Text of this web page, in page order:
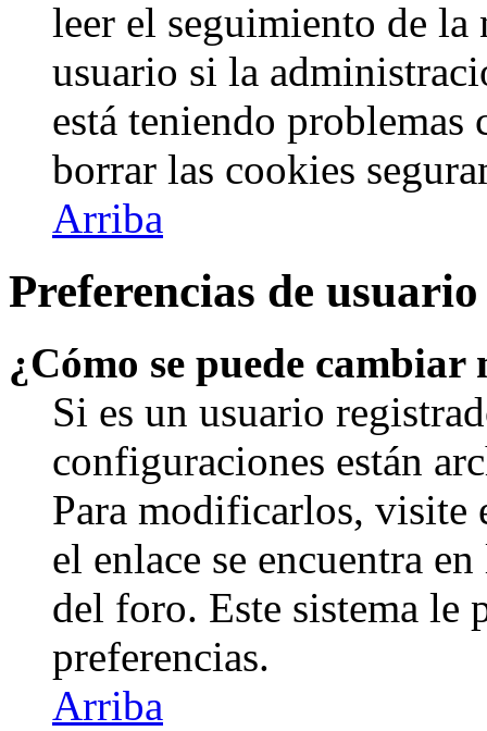
leer el seguimiento de
usuario si la
está teniendo
borrar las cookies
Arriba
Preferencias de
¿Cómo se puede
Si es un usuario
configuraciones están
Para modificarlos, visite
el enlace se encuentra
del foro. Este sistema le
preferencias.
Arriba